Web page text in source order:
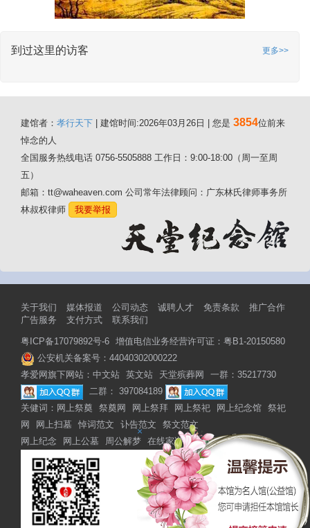
到过这里的访客 更多>>
建馆者： 孝行天下 | 建馆时间:2026年03月26日 | 您是 3854位前来
悼念的人
全国服务热线电话 0756-5505888 工作日：9:00-18:00（周一至周
五）
邮箱：tt@waheaven.com 公司常年法律顾问：广东林氏律师事务所
林叔权律师
我要举报
关于我们 媒体报道 公司动态 诚聘人才 免责条款
推广合作
广告服务
支付方式 联系我们
粤ICP备17079892号-6 增值电信业务经营许可证：粤B1-20150580
公安机关备案号：44040302000222
孝爱网旗下网站： 中文站 英文站 天堂殡葬网
一群：35217730
二群： 397084189
关健词： 网上祭奠 祭奠网 网上祭拜 网上祭祀 网上纪念馆 祭祀
网
网上扫墓 悼词范文 讣告范文
祭文范文
网上纪念
网上公墓 周公解梦 在线家谱 网上家谱
×